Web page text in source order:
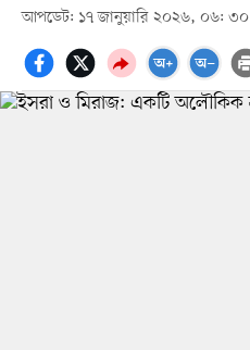
আপডেট: ১৭ জানুয়ারি ২০২৬, ০৬: ৩০